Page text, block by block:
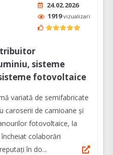
24.02.2026
1919vizualizari
sisteme
fotovoltaice
variată de semifabricate
caroserii de camioane şi
fotovoltaice, la
colaborări
în do...